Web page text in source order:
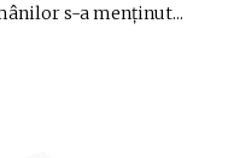
s-a menţinut...